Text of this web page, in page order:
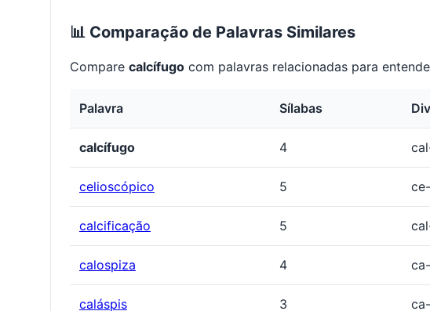
📊 Comparação de Palavras Similares
Compare calcífugo com palavras relacionadas para
Palavra Sílabas
calcífugo 4
celioscópico 5
calcificação 5
calospiza 4
caláspis 3